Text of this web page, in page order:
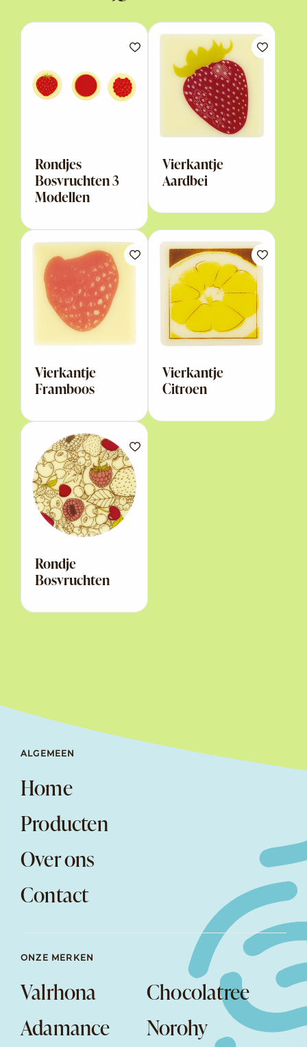
Rondjes
Bosvruchten 3
Modellen
Vierkantje
Aardbei
Vierkantje
Framboos
Vierkantje
Citroen
Rondje
Bosvruchten
ALGEMEEN
Home
Producten
Over ons
Contact
ONZE MERKEN
Valrhona
Chocolatree
Adamance
Norohy